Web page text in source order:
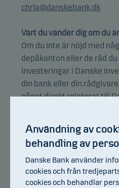
chrla@danskebank.dk
Vart du vänder dig om du
Om du inte är nöjd med
depåkonton eller de råd
investeringar i Danske
din bank eller din
något direkt relaterat till
Danske Bank
Klagomålsansvarig
Box 328
581 03 Linköping
Användning av
behandling av
Danske Bank använder
cookies och från
cookies och behandlar